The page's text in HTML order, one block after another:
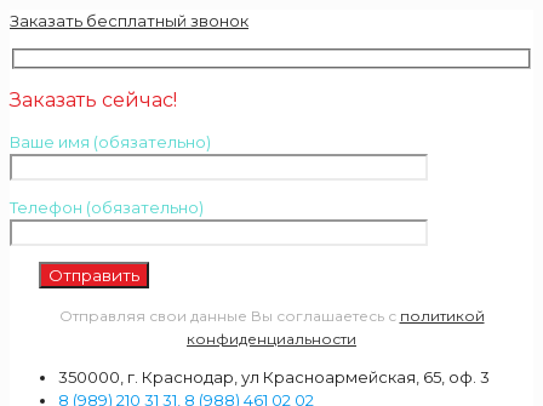
Заказать бесплатный звонок
Заказать сейчас!
Ваше имя (обязательно)
Телефон (обязательно)
Отправляя свои данные Вы соглашаетесь с политикой
конфиденциальности
350000, г. Краснодар, ул Красноармейская, 65, оф. 3
8 (989) 210 31 31, 8 (988) 461 02 02